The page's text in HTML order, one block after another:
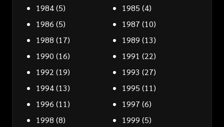
1984(5) 1985 (4)
1986 (5) 1987 (10)
1988 (17) 1989 (13)
1990 (16) 1991 (22)
1992 (19) 1993 (27)
1994(13) 1995 (11)
1996 (11) 1997 (6)
1998 (8) 1999 (5)